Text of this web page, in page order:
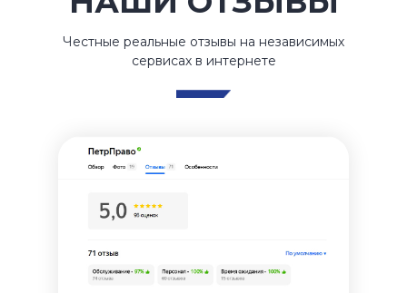
Честные реальные отзывы на независимых
сервисах в интернете